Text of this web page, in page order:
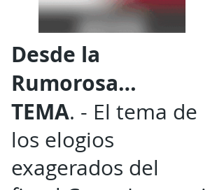
Desde la
Rumorosa…
TEMA. - El tema de
los elogios
exagerados del